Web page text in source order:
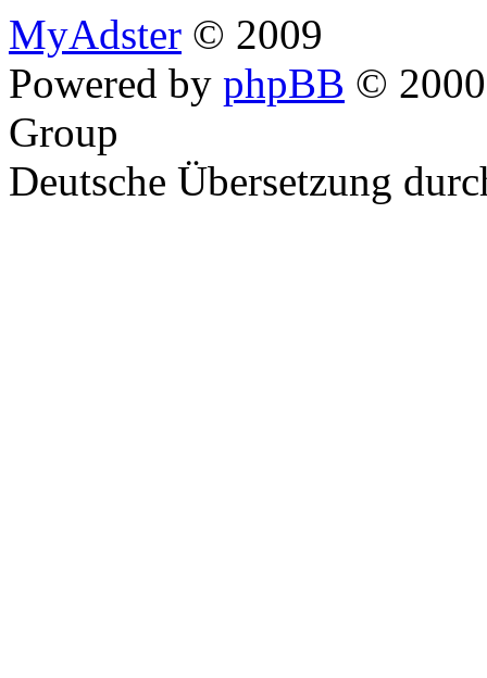
MyAdster © 2009
Powered by phpBB ©
Group
Deutsche Übersetzung